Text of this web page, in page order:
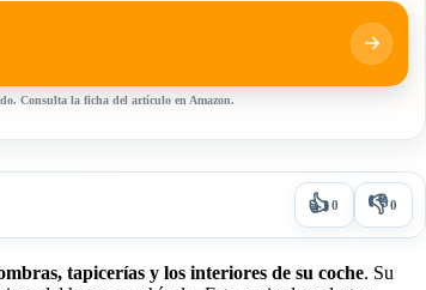
Consulta la ficha del artículo en Amazon.
👍0 👎0
tapicerías y los interiores de su coche. Su